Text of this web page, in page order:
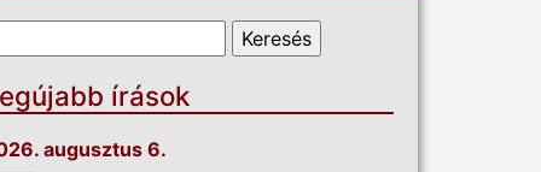
űrlap
írások
augusztus 6.